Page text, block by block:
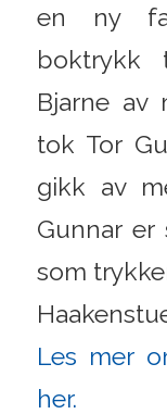
en ny
boktrykk
Bjarne av
tok Tor
gikk av
Gunnar
som
Les mer
her.